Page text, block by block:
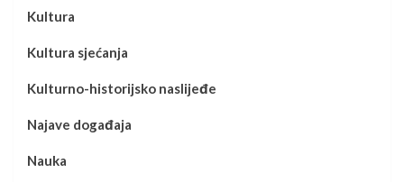
Kultura
Kultura sjećanja
Kulturno-historijsko naslijeđe
Najave događaja
Nauka